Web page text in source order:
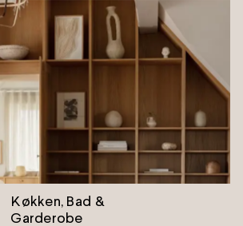
Køkken, Bad &
Garderobe